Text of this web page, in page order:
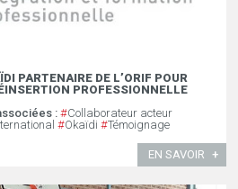
PARTENAIRE DE L’ORIF POUR
PROFESSIONNELLE
: #Collaborateur acteur
#Okaïdi #Témoignage
EN SAVOIR